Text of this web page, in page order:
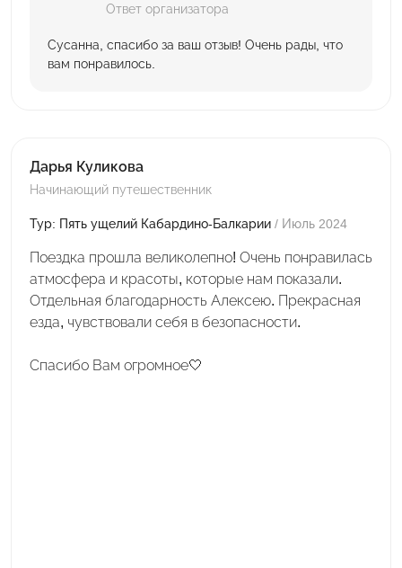
Ответ организатора
Сусанна, спасибо за ваш отзыв! Очень рады, что
вам понравилось.
Дарья Куликова
Начинающий путешественник
Тур: Пять ущелий Кабардино-Балкарии / Июль 2024
Поездка прошла великолепно! Очень понравилась
атмосфера и красоты, которые нам показали.
Отдельная благодарность Алексею. Прекрасная
езда, чувствовали себя в безопасности.
Спасибо Вам огромное🤍